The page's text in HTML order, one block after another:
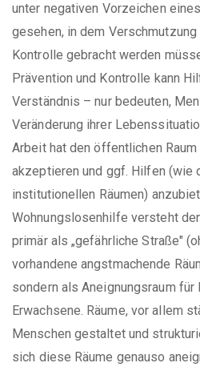
unter negativen Vorzeichen
gesehen, in dem
Kontrolle gebracht werden
Prävention und Kontrolle kann
Verständnis – nur bedeuten,
Veränderung ihrer
Arbeit hat den öffentlichen Raum
akzeptieren und ggf. Hilfen (wie
institutionellen Räumen)
Wohnungslosenhilfe versteht
primär als „gefährliche Straße"
vorhandene angstmachende
sondern als Aneignungsraum für
Erwachsene. Räume, vor allem
Menschen gestaltet und
sich diese Räume genauso